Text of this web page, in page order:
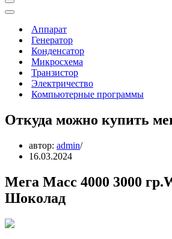
Меню
навигации
Меню
навигацииАппарат
Генератор
Конденсатор
Микросхема
Транзистор
Электричество
Компьютерные программы
Откуда можно купить
автор: admin
16.03.2024
Мега Масс 4000 3000
Шоколад